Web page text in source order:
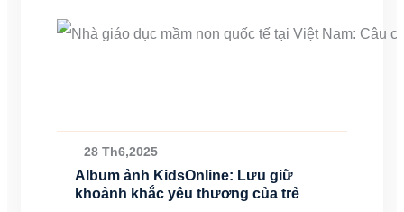
28 Th6,2025
Album ảnh KidsOnline: Lưu giữ
khoảnh khắc yêu thương của trẻ